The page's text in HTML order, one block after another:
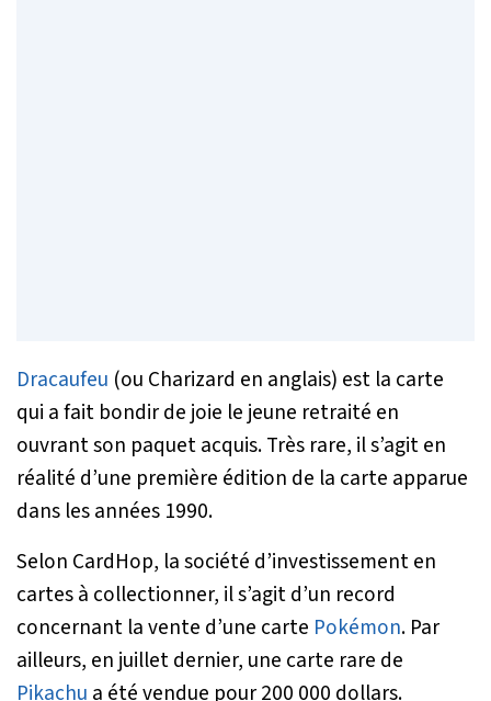
Dracaufeu (ou Charizard en anglais) est la carte
qui a fait bondir de joie le jeune retraité en
ouvrant son paquet acquis. Très rare, il s’agit en
réalité d’une première édition de la carte apparue
dans les années 1990.
Selon CardHop, la société d’investissement en
cartes à collectionner, il s’agit d’un record
concernant la vente d’une carte Pokémon. Par
ailleurs, en juillet dernier, une carte rare de
Pikachu a été vendue pour 200 000 dollars.